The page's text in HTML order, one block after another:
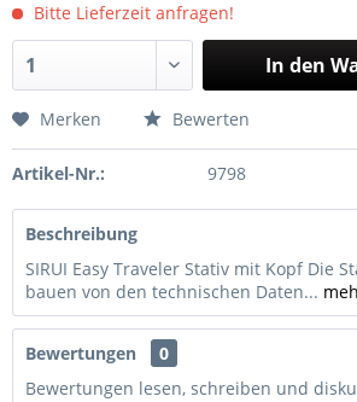
Bitte Lieferzeit anfragen!
In den
Merken Bewerten
Artikel-Nr.: 9798
Beschreibung
SIRUI Easy Traveler Stativ mit Kopf Die
bauen von den technischen Daten...
Bewertungen
0
Bewertungen lesen, schreiben und